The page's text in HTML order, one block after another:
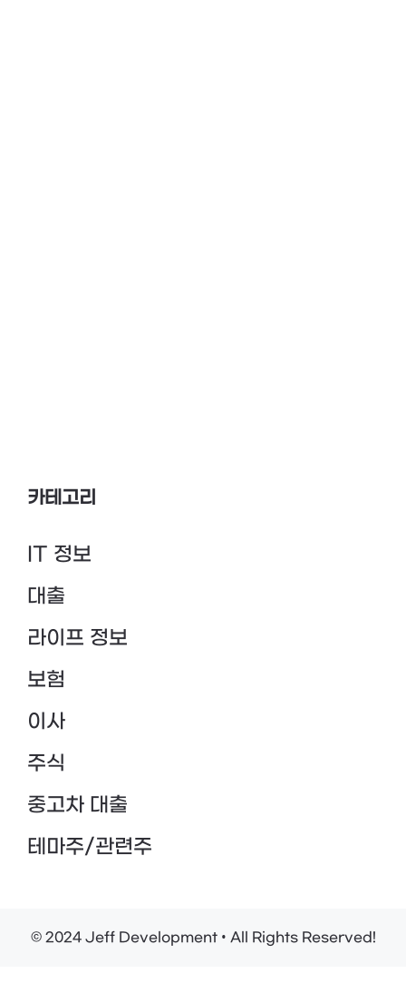
카테고리
IT 정보
대출
라이프 정보
보험
이사
주식
중고차 대출
테마주/관련주
© 2024 Jeff Development • All Rights Reserved!